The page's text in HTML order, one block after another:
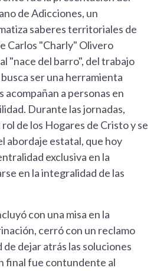
de Adicciones, un
saberes territoriales de
Carlos "Charly" Olivero
"nace del barro", del trabajo
ser una herramienta
a personas en
Durante las jornadas,
de los Hogares de Cristo y se
abordaje estatal, que hoy
exclusiva en la
en la integralidad de las
con una misa en la
cerró con un reclamo
de dejar atrás las soluciones
final fue contundente al